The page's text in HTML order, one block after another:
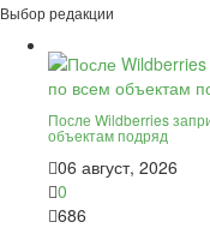
Выбор редакции
После Wildberries
объектам подряд
06 август, 2026
0
686